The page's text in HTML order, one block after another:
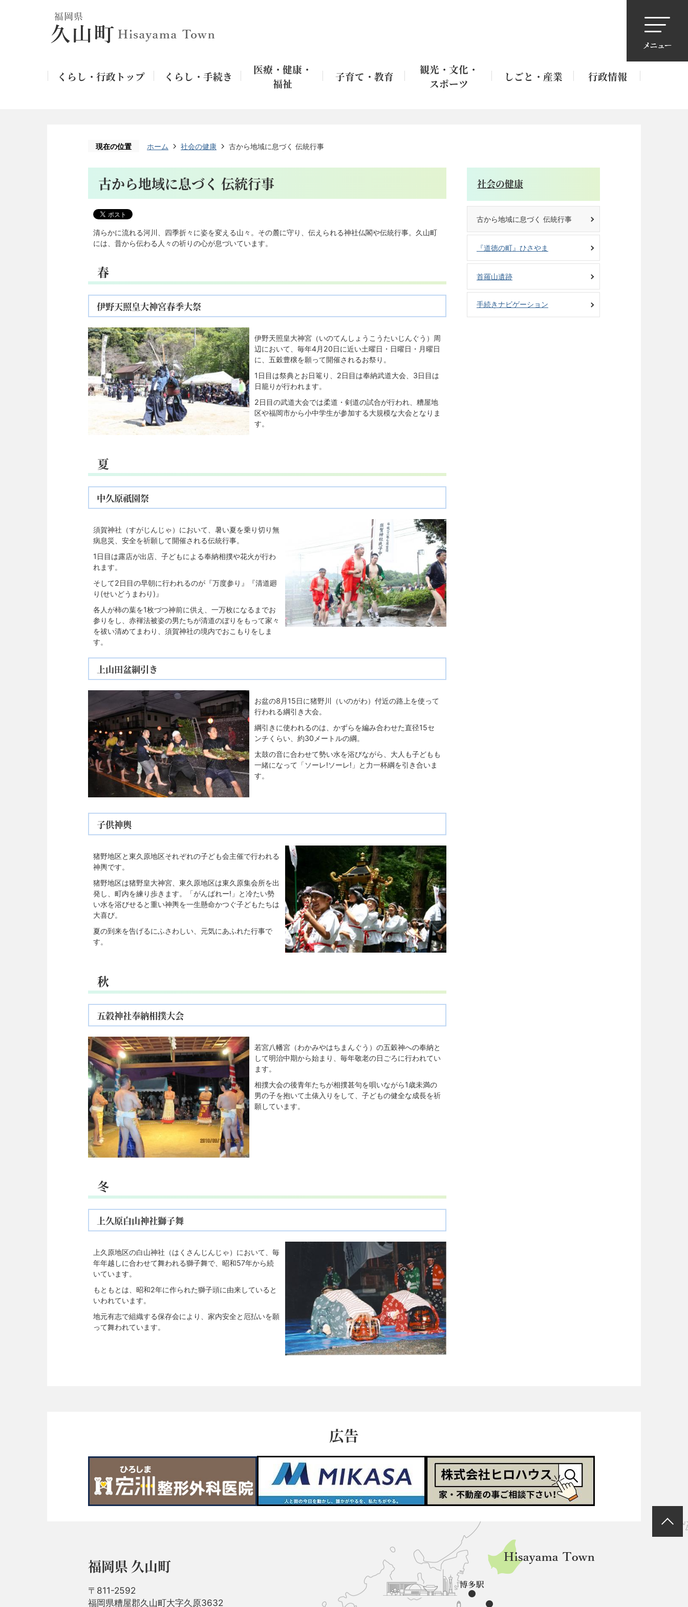
くらし・行政トップ くらし・手続き
医療・健康・
福祉
子育て・教育
観光・文化・
スポーツ
しごと・産業 行政情報
現在の位置 ホーム 社会の健康 古から地域に息づく 伝統行事
古から地域に息づく 伝統行事
清らかに流れる河川、四季折々に姿を変える山々。その麓に守り、伝えられる神社仏閣や伝統行事。久山町
には、昔から伝わる人々の祈りの心が息づいています。
春
伊野天照皇大神宮春季大祭
伊野天照皇大神宮（いのてんしょうこうたいじんぐう）周
辺において、毎年4月20日に近い土曜日・日曜日・月曜日
に、五穀豊穣を願って開催されるお祭り。
1日目は祭典とお日篭り、2日目は奉納武道大会、3日目は
日籠りが行われます。
2日目の武道大会では柔道・剣道の試合が行われ、糟屋地
区や福岡市から小中学生が参加する大規模な大会となりま
す。
夏
中久原祇園祭
須賀神社（すがじんじゃ）において、暑い夏を乗り切り無
病息災、安全を祈願して開催される伝統行事。
1日目は露店が出店、子どもによる奉納相撲や花火が行わ
れます。
そして2日目の早朝に行われるのが『万度参り』『清道廻
り(せいどうまわり)』
各人が柿の葉を1枚づつ神前に供え、一万枚になるまでお
参りをし、赤褌法被姿の男たちが清道のぼりをもって家々
を祓い清めてまわり、須賀神社の境内でおこもりをしま
す。
上山田盆綱引き
お盆の8月15日に猪野川（いのがわ）付近の路上を使って
行われる綱引き大会。
綱引きに使われるのは、かずらを編み合わせた直径15セ
ンチくらい、約30メートルの綱。
太鼓の音に合わせて勢い水を浴びながら、大人も子どもも
一緒になって「ソーレ!ソーレ!」と力一杯綱を引き合いま
す。
子供神輿
猪野地区と東久原地区それぞれの子ども会主催で行われる
神輿です。
猪野地区は猪野皇大神宮、東久原地区は東久原集会所を出
発し、町内を練り歩きます。「がんばれー!」と冷たい勢
い水を浴びせると重い神輿を一生懸命かつぐ子どもたちは
大喜び。
夏の到来を告げるにふさわしい、元気にあふれた行事で
す。
秋
五穀神社奉納相撲大会
若宮八幡宮（わかみやはちまんぐう）の五穀神への奉納と
して明治中期から始まり、毎年敬老の日ごろに行われてい
ます。
相撲大会の後青年たちが相撲甚句を唄いながら1歳未満の
男の子を抱いて土俵入りをして、子どもの健全な成長を祈
願しています。
冬
上久原白山神社獅子舞
上久原地区の白山神社（はくさんじんじゃ）において、毎
年年越しに合わせて舞われる獅子舞で、昭和57年から続
いています。
もともとは、昭和2年に作られた獅子頭に由来していると
いわれています。
地元有志で組織する保存会により、家内安全と厄払いを願
って舞われています。
社会の健康
古から地域に息づく 伝統行事
『道徳の町』ひさやま
首羅山遺跡
手続きナビゲーション
広告
福岡県 久山町
〒811-2592
福岡県糟屋郡久山町大字久原3632
町
博
多